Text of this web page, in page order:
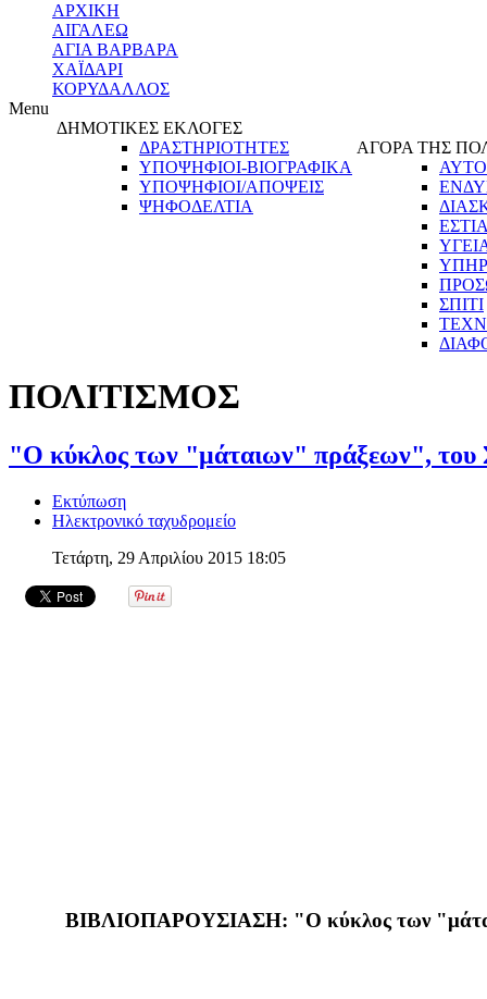
ΑΡΧΙΚΗ
ΑΙΓΑΛΕΩ
ΑΓΙΑ ΒΑΡΒΑΡΑ
ΧΑΪΔΑΡΙ
ΚΟΡΥΔΑΛΛΟΣ
Menu
ΔΗΜΟΤΙΚΕΣ ΕΚΛΟΓΕΣ
ΔΡΑΣΤΗΡΙΟΤΗΤΕΣ
ΥΠΟΨΗΦΙΟΙ-ΒΙΟΓΡΑΦΙΚΑ
ΥΠΟΨΗΦΙΟΙ/ΑΠΟΨΕΙΣ
ΨΗΦΟΔΕΛΤΙΑ
ΑΓΟΡΑ ΤΗΣ
ΣΠΙΤΙ
ΠΟΛΙΤΙΣΜΟΣ
"Ο κύκλος των "μάταιων" πράξεων", του
Εκτύπωση
Ηλεκτρονικό ταχυδρομείο
Τετάρτη, 29 Απριλίου 2015 18:05
ΒΙΒΛΙΟΠΑΡΟΥΣΙΑΣΗ: "Ο κύκλος των